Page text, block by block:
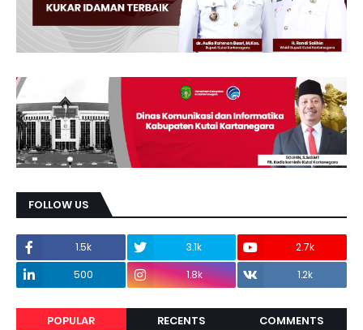
FOLLOW US
1.5k 3.1k
2.7k
500
1.8k 1.2k
POPULAR RECENTS COMMENTS